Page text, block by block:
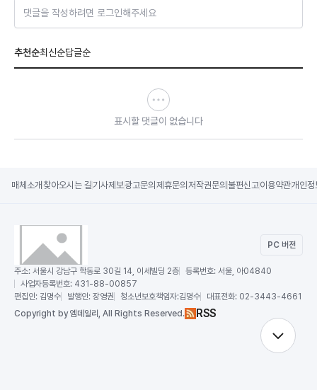
댓글을 작성하려면 로그인해주세요
추천순최신순답글순
표시할 댓글이 없습니다
매체소개 찾아오시는 길기사제보광고문의 제휴문의 저작권문의 불편신고이용약관개인정
PC 버전
주소: 서울시 강남구 학동로 30길 14, 이세빌딩 2층 등록번호: 서울, 아04840
사업자등록번호: 431-88-00857
편집인: 김명수 발행인: 장영권 청소년보호책임자:김명수 대표전화: 02-3443-4661
Copyright by 엠데일리, All Rights Reserved. RSS